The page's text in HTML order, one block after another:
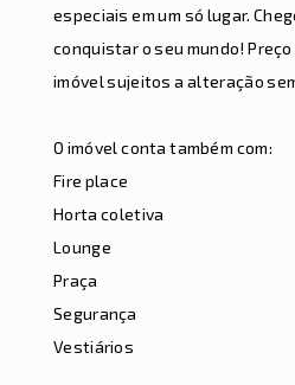
especiais em um só lugar.
conquistar o seu mundo!
imóvel sujeitos a alteração
O imóvel conta também com:
Fire place
Horta coletiva
Lounge
Praça
Segurança
Vestiários